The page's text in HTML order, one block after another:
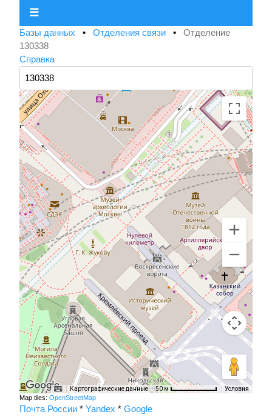
☰
Базы данных • Отделения связи • Отделение
130338
Справка
Картографические данные 50 м Условия
Map tiles: OpenStreetMap
Почта России * Yandex * Google